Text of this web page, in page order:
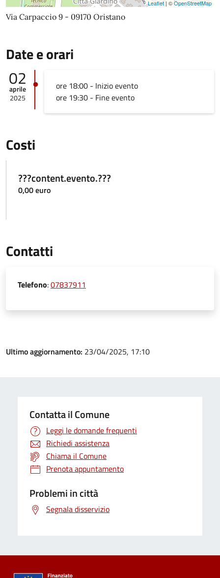
Leaflet | ©OpenStreetMap
Via Carpaccio 9 - 09170 Oristano
Date e orari
02
aprile
2025
ore 18:00 - Inizio evento
ore 19:30 - Fine evento
Costi
???content.evento.???
0,00 euro
Contatti
Telefono:07837911
Ultimo aggiornamento: 23/04/2025, 17:10
Contatta il Comune
Leggi le domande frequenti
Richiedi assistenza
Chiama il Comune
Prenota appuntamento
Problemi in città
Segnala disservizio